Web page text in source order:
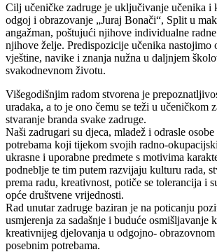
Cilj učeničke zadruge je uključivanje učenika i
odgoj i obrazovanje „Juraj Bonači“, Split u
angažman, poštujući njihove individualne
njihove želje. Predispozicije učenika nastojimo
vještine, navike i znanja nužna u daljnjem
svakodnevnom životu.
Višegodišnjim radom stvorena je
uradaka, a to je ono čemu se teži u učeničkom
stvaranje branda svake zadruge.
Naši zadrugari su djeca, mladež i odrasle osobe
potrebama koji tijekom svojih radno-
ukrasne i uporabne predmete s motivima
podneblje te tim putem razvijaju kulturu rada,
prema radu, kreativnost, potiče se tolerancija i
opće društvene vrijednosti.
Rad unutar zadruge baziran je na poticanju
usmjerenja za sadašnje i buduće osmišljavanje
kreativnijeg djelovanja u odgojno- obrazovnom
posebnim potrebama.